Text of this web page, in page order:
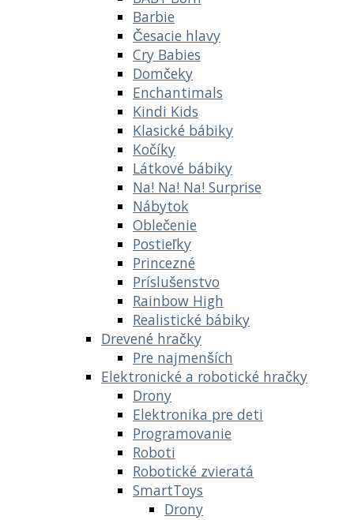
Barbie
Česacie hlavy
Cry Babies
Domčeky
Enchantimals
Kindi Kids
Klasické bábiky
Kočíky
Látkové bábiky
Na! Na! Na! Surprise
Nábytok
Oblečenie
Postieľky
Princezné
Príslušenstvo
Rainbow High
Realistické bábiky
Drevené hračky
Pre najmenších
Elektronické a robotické hračky
Drony
Elektronika pre deti
Programovanie
Roboti
Robotické zvieratá
SmartToys
Drony